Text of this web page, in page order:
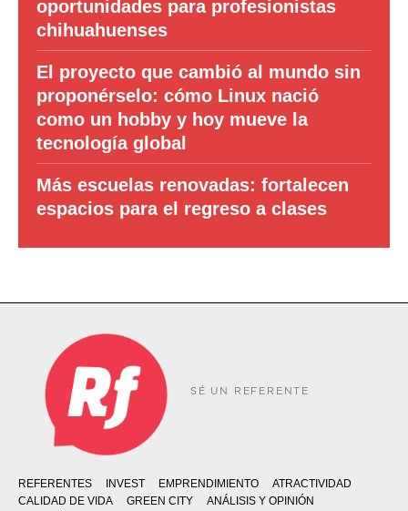
oportunidades para profesionistas
chihuahuenses
El proyecto que cambió al mundo sin
proponérselo: cómo Linux nació
como un hobby y hoy mueve la
tecnología global
Más escuelas renovadas: fortalecen
espacios para el regreso a clases
SÉ UN REFERENTE
REFERENTES INVEST EMPRENDIMIENTO
ATRACTIVIDAD
CALIDAD DE VIDA
GREEN CITY
ANÁLISIS Y OPINIÓN